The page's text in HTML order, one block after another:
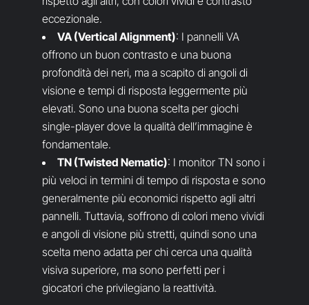
eccezionale.
VA (Vertical Alignment): I pannelli VA
offrono un buon contrasto e una buona
profondità dei neri, ma a scapito di angoli di
visione e tempi di risposta leggermente più
elevati. Sono una buona scelta per giochi
single-player dove la qualità dell’immagine è
fondamentale.
TN (Twisted Nematic): I monitor TN sono i
più veloci in termini di tempo di risposta e sono
generalmente più economici rispetto agli altri
pannelli. Tuttavia, soffrono di colori meno vividi
e angoli di visione più stretti, quindi sono una
scelta meno adatta per chi cerca una qualità
visiva superiore, ma sono perfetti per i
giocatori che privilegiano la reattività.